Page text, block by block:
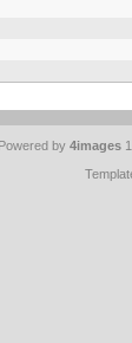
Powered by 4images